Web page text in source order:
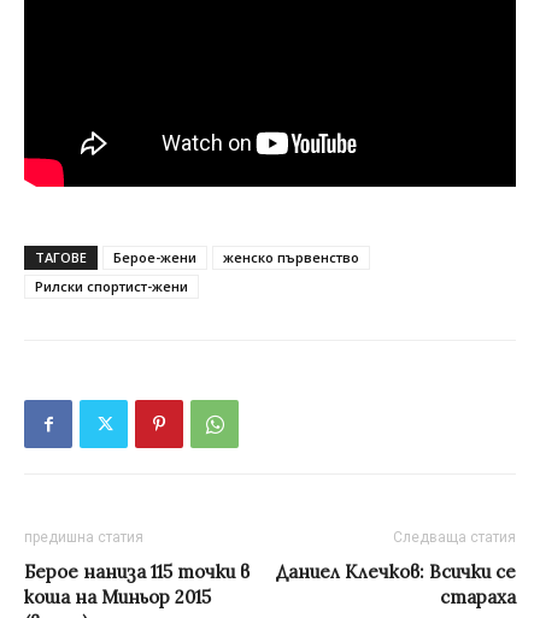
ТАГОВЕ Берое-жени
женско първенство
Рилски спортист-жени
предишна статия
Берое наниза 115 точки в
коша на Миньор 2015
Следваща статия
Даниел Клечков: Всички се
стараха